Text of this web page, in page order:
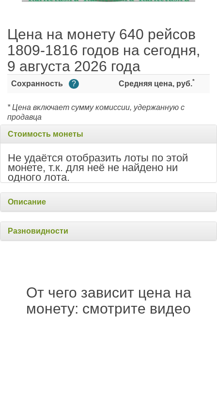
Цена на монету 640 рейсов
1809-1816 годов на сегодня,
9 августа 2026 года
Сохранность ? Средняя цена, руб.*
* Цена включает сумму комиссии, удержанную с
продавца
Стоимость монеты
Не удаётся отобразить лоты по этой
монете, т.к. для неё не найдено ни
одного лота.
Описание
Разновидности
От чего зависит цена на
монету: смотрите видео